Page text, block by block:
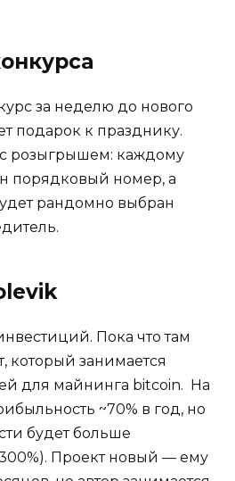
за неделю до нового
подарок к празднику.
розыгрышем: каждому
порядковый номер, а
рандомно выбран
Пока что там
который занимается
для майнинга bitcoin. На
~70% в год, но
будет больше
Проект новый — ему